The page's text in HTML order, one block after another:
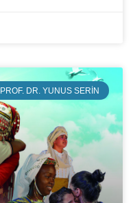
PROF. DR. YUNUS SERIN